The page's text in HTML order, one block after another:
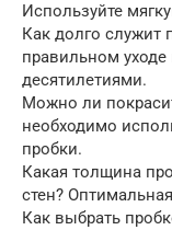
Используйте
Как долго служит
правильном
десятилетиями.
Можно ли
необходимо
пробки.
Какая толщина
стен?
Как выбрать